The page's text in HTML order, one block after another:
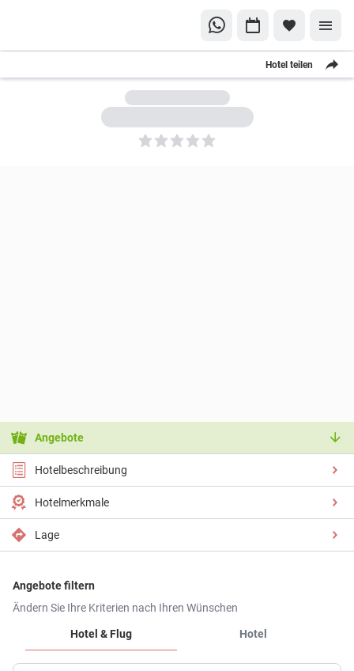
Hotel teilen
5
Angebote
Hotelbeschreibung
Hotelmerkmale
Lage
Angebote filtern
Ändern Sie Ihre Kriterien nach Ihren Wünschen
Hotel & Flug
Hotel